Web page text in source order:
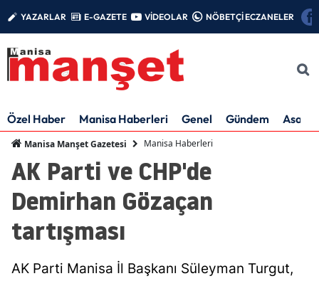
YAZARLAR E-GAZETE VİDEOLAR NÖBETÇİ ECZANELER
Özel Haber Manisa Haberleri Genel Gündem Asayiş
Manisa Manşet Gazetesi Manisa Haberleri
AK Parti ve CHP'de
Demirhan Gözaçan
tartışması
AK Parti Manisa İl Başkanı Süleyman Turgut,